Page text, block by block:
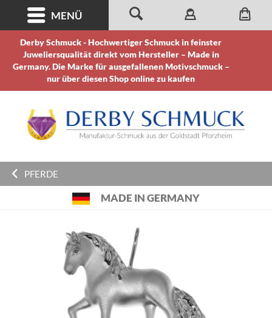
Derby Schmuck - Hochwertiger Schmuck in feinster
Juweliersqualität direkt vom Hersteller – Made in
Germany. Die Marke für ausgefallenen Motivschmuck –
nur über diesen Shop online zu kaufen
MENÜ
PFERDE
MADE IN GERMANY